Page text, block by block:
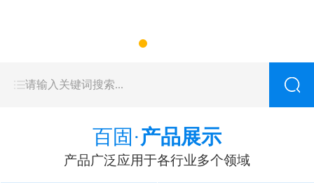
百固·产品展示
产品广泛应用于各行业多个领域